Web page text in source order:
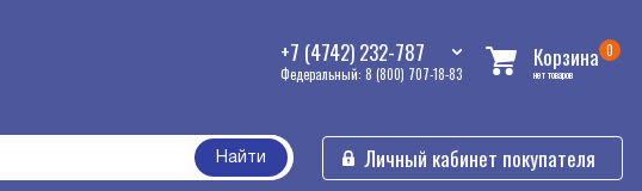
+7 (4742) 232-787
Федеральный: 8 (800) 707-18-83
Корзина 0
нет товаров
Найти Личный кабинет покупателя